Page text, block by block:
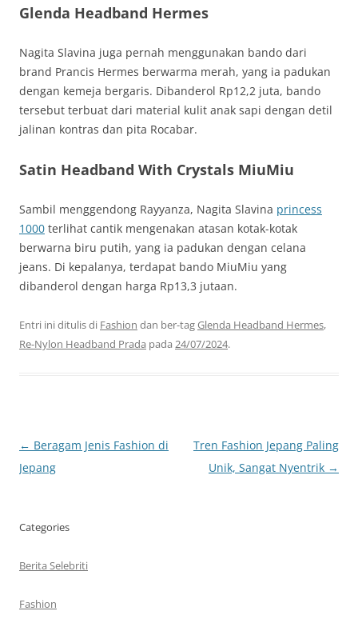
Glenda Headband Hermes
Nagita Slavina juga pernah menggunakan bando dari
brand Prancis Hermes berwarma merah, yang ia padukan
dengan kemeja bergaris. Dibanderol Rp12,2 juta, bando
tersebut terbuat dari material kulit anak sapi dengan detil
jalinan kontras dan pita Rocabar.
Satin Headband With Crystals MiuMiu
Sambil menggendong Rayyanza, Nagita Slavina princess
1000 terlihat cantik mengenakan atasan kotak-kotak
berwarna biru putih, yang ia padukan dengan celana
jeans. Di kepalanya, terdapat bando MiuMiu yang
dibanderol dengan harga Rp13,3 jutaan.
Entri ini ditulis di Fashion dan ber-tagGlenda Headband Hermes,
Re-Nylon Headband Prada pada 24/07/2024.
Navigasi
Tulisan
← Beragam Jenis Fashion di
Jepang
Tren Fashion Jepang Paling
Unik, Sangat Nyentrik →
Categories
Berita Selebriti
Fashion